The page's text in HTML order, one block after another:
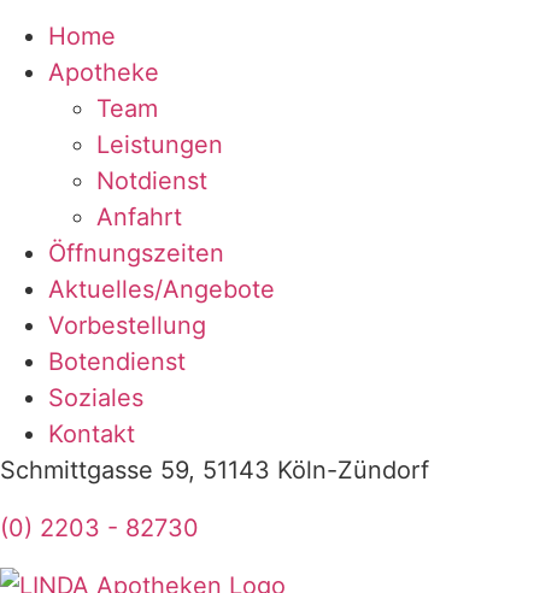
Home
Apotheke
Team
Leistungen
Notdienst
Anfahrt
Öffnungszeiten
Aktuelles/Angebote
Vorbestellung
Botendienst
Soziales
Kontakt
Schmittgasse 59, 51143 Köln-Zündorf
(0) 2203 - 82730